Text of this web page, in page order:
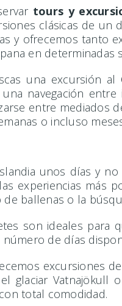
tours y
clásicas de un
y ofrecemos tanto
en determinadas
una excursión al
navegación
entre mediados
o incluso
unos días y
experiencias más
de ballenas o la
son ideales para
de días
excursiones
glaciar Vatnajökull
total comodidad.